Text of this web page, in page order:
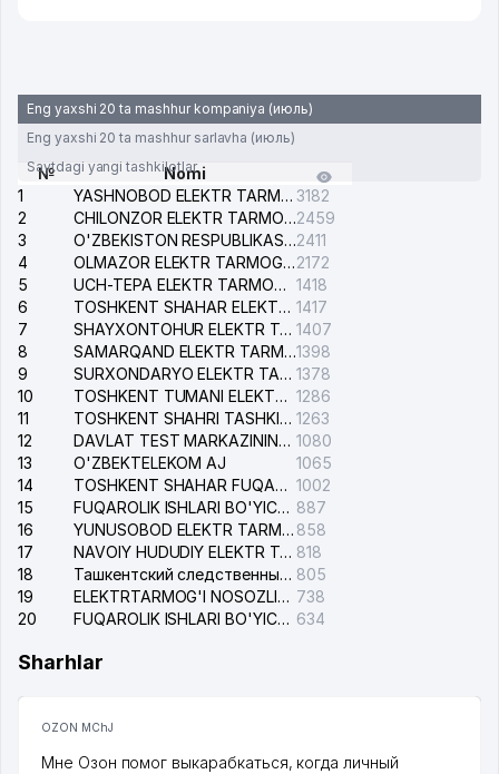
Eng yaxshi 20 ta mashhur kompaniya (июль)
Eng yaxshi 20 ta mashhur sarlavha (июль)
Saytdagi yangi tashkilotlar
№
Nomi
1
YASHNOBOD ELEKTR TARMOG'I NOSOZLIKLARI XIZMATI 3182
2
CHILONZOR ELEKTR TARMOG'I NOSOZLIK XIZMATI2459
3
O'ZBEKISTON RESPUBLIKASI BOSH PROKURATURASI ISHONCH TELEFONI2411
4
OLMAZOR ELEKTR TARMOG'I NOSOZLIKLARI XIZMATI2172
5
UCH-TEPA ELEKTR TARMOG'I NOSOZLIKLARI XIZMATI 1418
6
TOSHKENT SHAHAR ELEKTR TARMOQLARI KORXONASI AJ 1417
7
SHAYXONTOHUR ELEKTR TARMOG'I NOSOZLIKLARINI TUZATISH XIZMATI 1407
8
SAMARQAND ELEKTR TARMOQLARI AJ1398
9
SURXONDARYO ELEKTR TARMOQLARI AJ 1378
10
TOSHKENT TUMANI ELEKTR TARMOG'I AVARIYA XIZMATI 1286
11
TOSHKENT SHAHRI TASHKILOT TELEFONLARI HAQIDA MA'LUMOT BYUROSI 1263
12
DAVLAT TEST MARKAZINING ISHONCH TELEFONLARI 1080
13
O'ZBEKTELEKOM AJ
1065
14
TOSHKENT SHAHAR FUQAROLIK ISHLARI BO'YICHA SUDI 1002
15
FUQAROLIK ISHLARI BO'YICHA YAKKASAROY TUMANLARARO SUDI 887
16
YUNUSOBOD ELEKTR TARMOG'I NOSOZLIKLARI XIZMATI 858
17
NAVOIY HUDUDIY ELEKTR TARMOQLARI KORXONASI AJ 818
18
Ташкентский следственный изолятор 805
19
ELEKTRTARMOG'I NOSOZLIKLARINI TO'ZATISH SERGELI XIZMATI 738
20
FUQAROLIK ISHLARI BO'YICHA UCH-TEPA TUMANI SUDI 634
Sharhlar
OZON MChJ
Мне Озон помог выкарабкаться, когда личный